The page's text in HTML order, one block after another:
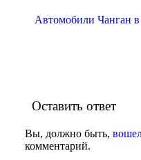
Автомобили Чанган в
Оставить ответ
Вы, должно быть,
комментарий.